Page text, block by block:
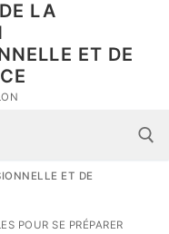
LA
ET DE
ET DE
POUR SE PRÉPARER